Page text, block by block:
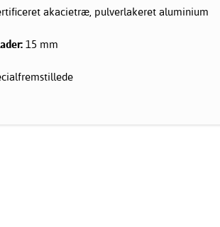
akacietræ, pulverlakeret aluminium
15 mm